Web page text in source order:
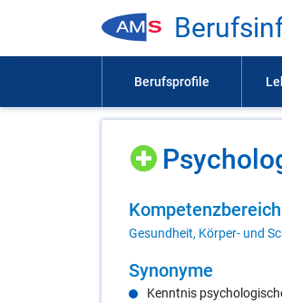
Kom­pe­tenz­be­reich
Gesundheit, Körper- und
Syn­ony­me
Kenntnis